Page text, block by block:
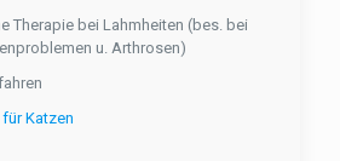
Therapie bei Lahmheiten (bes. bei
u. Arthrosen)
Katzen